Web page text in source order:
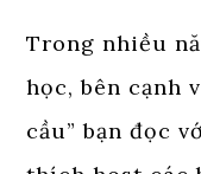
Trong nhiều
học, bên cạnh
cầu” bạn đọc